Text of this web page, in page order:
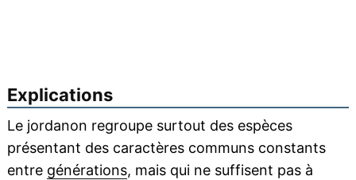
Explications
Le jordanon regroupe surtout des espèces
présentant des caractères communs constants
entre générations, mais qui ne suffisent pas à